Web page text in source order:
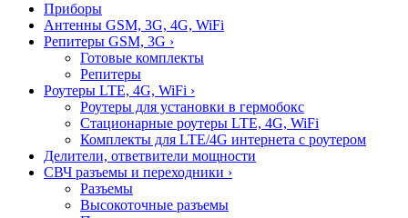
Приборы
Антенны GSM, 3G, 4G, WiFi
Репитеры GSM, 3G ›
Готовые комплекты
Репитеры
Роутеры LTE, 4G, WiFi ›
Роутеры для установки в гермобокс
Стационарные роутеры LTE, 4G, WiFi
Комплекты для LTE/4G интернета с роутером
Делители, ответвители мощности
СВЧ разъемы и переходники ›
Разъемы
Высокоточные разъемы